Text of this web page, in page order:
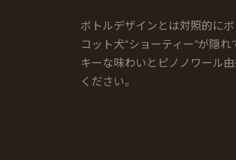
ボトルデザインとは対照的に
コット犬“ショーティー”が隠
キーな味わいとピノノワール
ください。